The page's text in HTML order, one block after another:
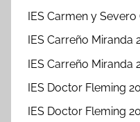
IES Carmen y Severo
IES Carreño Miranda
IES Carreño Miranda
IES Doctor Fleming
IES Doctor Fleming